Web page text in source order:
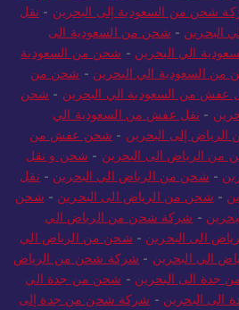
شحن من السعودية إلى البحرين - نقل
البحرين - شحن من السعودية الى
الي البحرين - شحن من السعودية
السعودية الي البحرين - شحن من
عفش من السعودية الي البحرين - شحن
- نقل عفش من السعودية الي
إلى البحرين - شحن عفش من
من الرياض الى البحرين - شحن و نقل
- شحن من الرياض الي البحرين - نقل
- شحن من الرياض الى البحرين - شحن
- شركة شحن من الرياض الي
الى البحرين - شحن من الرياض الي
الي البحرين - شركة شحن من الرياض
جدة الى البحرين - شحن من جدة الي
البحرين - شركة شحن من جدة إلى